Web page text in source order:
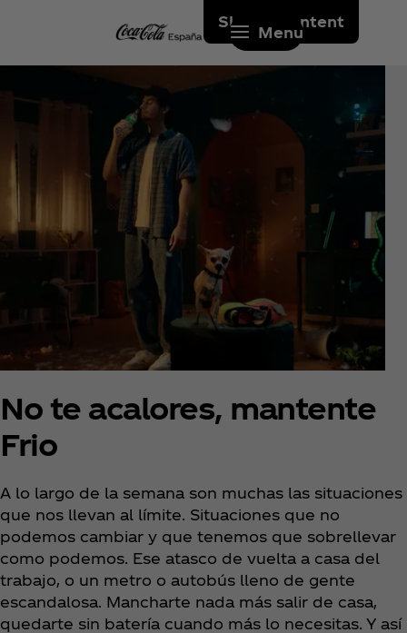
Skip to content
Menu
No te acalores, mantente
Frio
A lo largo de la semana son muchas las situaciones
que nos llevan al límite. Situaciones que no
podemos cambiar y que tenemos que sobrellevar
como podemos. Ese atasco de vuelta a casa del
trabajo, o un metro o autobús lleno de gente
escandalosa. Mancharte nada más salir de casa,
quedarte sin batería cuando más lo necesitas. Y así